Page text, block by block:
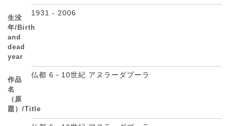
生没
年/Birth
and
dead
year
1931 - 2006
作品
名
（原
題）/Title
仏都 6－10世紀 アヌラーダプーラ